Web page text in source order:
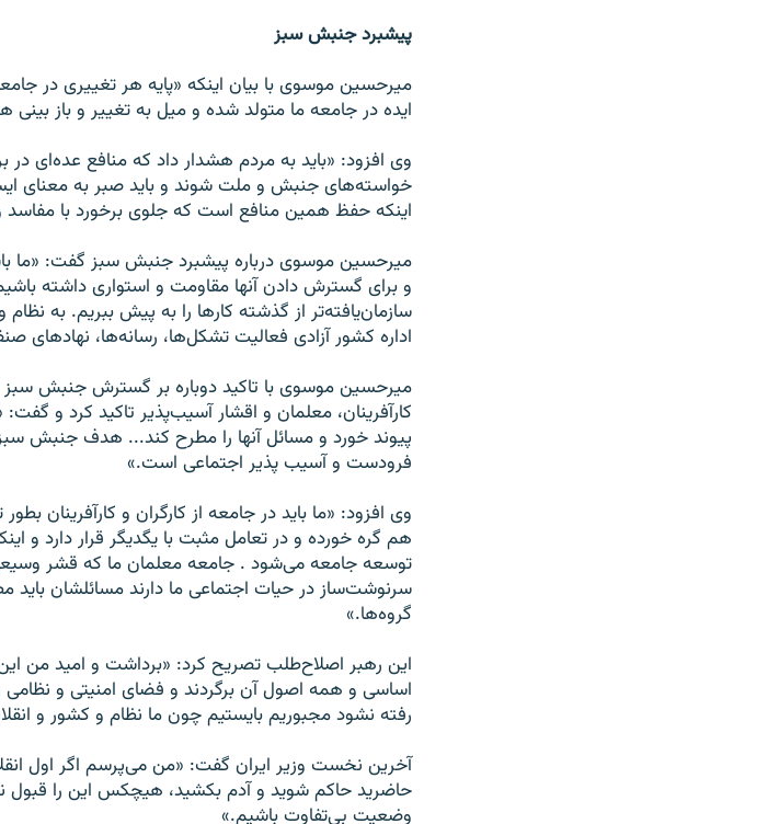
پیشبرد جنبش سبز
میرحسین موسوی با بیان اینکه «پایه هر تغییری در
ایده در جامعه ما متولد شده و میل به تغییر و باز
وی افزود: «باید به مردم هشدار داد که منافع عده‌ای در
خواسته‌های جنبش و ملت شوند و باید صبر به معنای
اینکه حفظ همین منافع است که جلوی برخورد با
میرحسین موسوی درباره پیشبرد جنبش سبز گفت: «ما
و برای گسترش دادن آنها مقاومت و استواری داشته باشیم
سازمان‌یافته‌تر از گذشته کارها را به پیش ببریم. به
اداره کشور آزادی فعالیت تشکل‌ها، رسانه‌ها، نهادهای
میرحسین موسوی با تاکید دوباره بر گسترش جنبش سبز
کارآفرینان، معلمان و اقشار آسیب‌پذیر تاکید کرد و
پیوند خورد و مسائل آنها را مطرح کند... هدف جنبش سبز
فرودست و آسیب پذیر اجتماعی است.»
وی افزود: «ما باید در جامعه از کارگران و کارآفرینان
هم گره خورده و در تعامل مثبت با یگدیگر قرار دارد و
توسعه جامعه می‌شود . جامعه معلمان ما که قشر
سرنوشت‌ساز در حیات اجتماعی ما دارند مسائلشان باید
گروه‌ها.»
این رهبر اصلاح‌طلب تصریح کرد: «برداشت و امید من
اساسی و همه اصول آن برگردند و فضای امنیتی و نظامی را
رفته نشود مجبوریم بایستیم چون ما نظام و کشور و
آخرین نخست وزیر ایران گفت: «من می‌پرسم اگر اول
حاضرید حاکم شوید و آدم بکشید، هیچکس این را قبول
وضعیت بی‌تفاوت باشیم.»